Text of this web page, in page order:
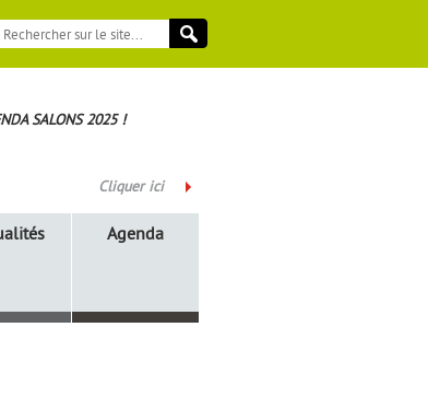
SALONS 2025 !
Cliquer ici
Agenda